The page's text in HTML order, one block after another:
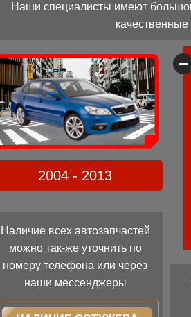
Наши специалисты имеют
качественные
2004 - 2013
Наличие всех автозапчастей
можно так-же уточнить по
номеру телефона или через
наши мессенджеры